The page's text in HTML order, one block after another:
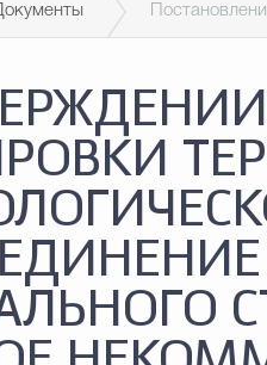
Муниципальные
Общественная
Открытые данные